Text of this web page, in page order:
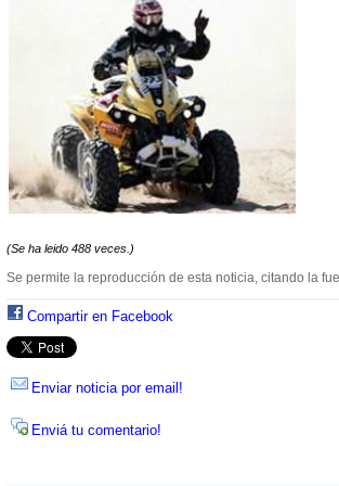
(Se ha leido 488 veces.)
Se permite la reproducción de esta noticia, citando la
Compartir en Facebook
Enviar noticia por email!
Enviá tu comentario!